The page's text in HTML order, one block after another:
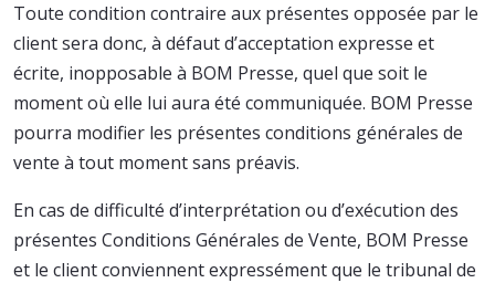
Toute condition contraire aux présentes opposée par le
client sera donc, à défaut d’acceptation expresse et
écrite, inopposable à BOM Presse, quel que soit le
moment où elle lui aura été communiquée. BOM Presse
pourra modifier les présentes conditions générales de
vente à tout moment sans préavis.
En cas de difficulté d’interprétation ou d’exécution des
présentes Conditions Générales de Vente, BOM Presse
et le client conviennent expressément que le tribunal de